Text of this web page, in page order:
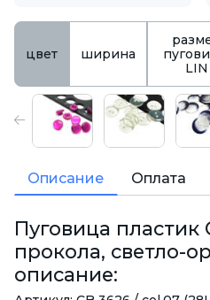
цвет ширина
LIN
Описание Оплата
Пуговица пластик
прокола, светло-
описание: